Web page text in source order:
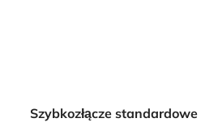
Szybkozłącze